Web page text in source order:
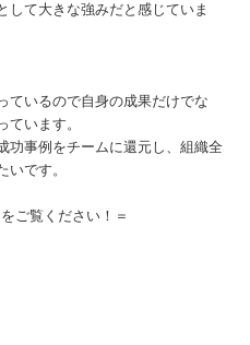
して大きな強みだと感じていま
ているので自身の成果だけでな
ています。
功事例をチームに還元し、組織全
です。
ご覧ください！＝